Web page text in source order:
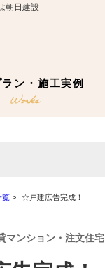
朝日建設
ン・施工実例
覧 > ☆戸建広告完成！
マンション・注文住宅